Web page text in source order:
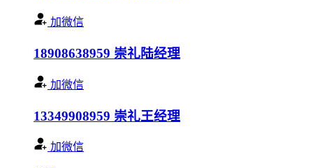
加微信
18908638959 崇礼陆经理
加微信
13349908959 崇礼王经理
加微信